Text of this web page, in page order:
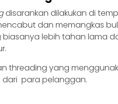
disarankan dilakukan di
dan memangkas
lebih tahan lama
threading yang
para pelanggan.